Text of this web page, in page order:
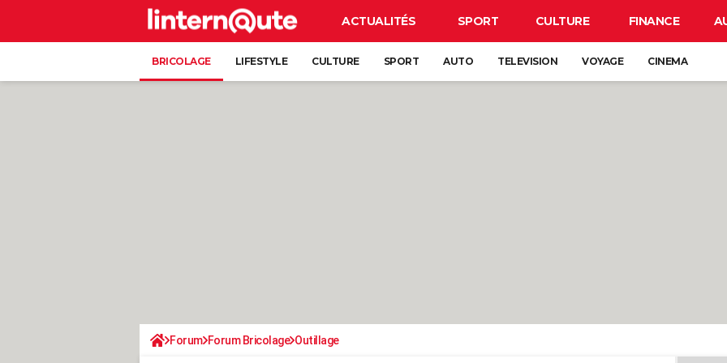
ACTUALITÉS SPORT CULTURE FINANCE
BRICOLAGE LIFESTYLE CULTURE SPORT AUTO TELEVISION VOYAGE CINEMA
Forum Forum Bricolage Outillage